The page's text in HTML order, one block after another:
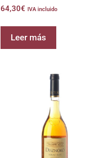
64,30€ IVA incluido
Leer más